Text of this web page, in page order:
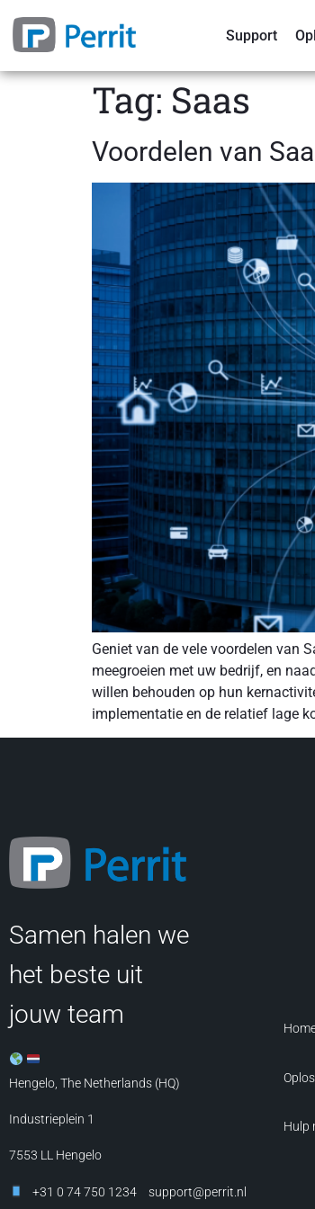
Support
Tag: Saas
Voordelen van
Geniet van de vele voordelen van
meegroeien met uw bedrijf, en
willen behouden op hun
implementatie en de relatief lage
Samen halen we
het beste uit
jouw team
Hengelo, The Netherlands (HQ)
Industrieplein 1
7553 LL Hengelo
+31 0 74 750 1234 support@perrit.nl
Hulp